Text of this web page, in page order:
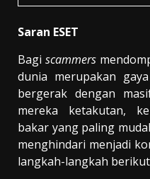
Saran ESET
Bagi scammers
dunia merupakan
bergerak dengan
mereka ketakutan,
bakar yang paling
menghindari menjadi
langkah-langkah